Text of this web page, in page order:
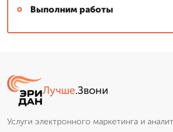
Выполним работы
Лучше.Звони
Услуги электронного маркетинга и